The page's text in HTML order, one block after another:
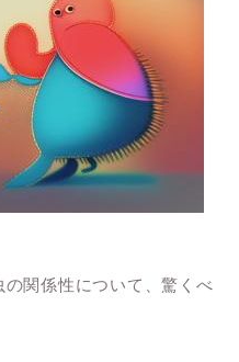
関係性について、驚くべ